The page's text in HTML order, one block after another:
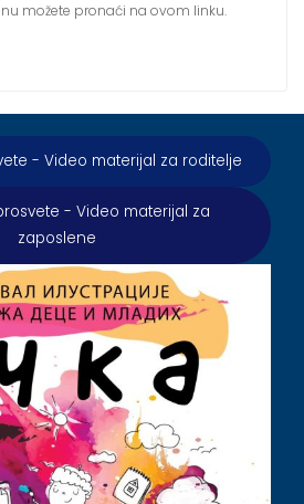
možete pronaći na ovom linku.
- Video materijal za roditelje
- Video materijal za
zaposlene